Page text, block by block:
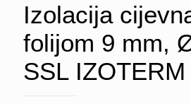
Izolacija
folijom 9 mm,
SSL IZOTERM